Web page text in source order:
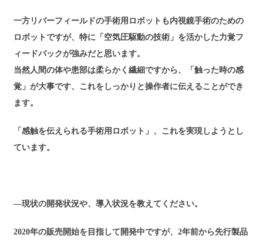
一方リバーフィールドの手術用ロボットも内視鏡手術のための
ロボットですが、特に「空気圧駆動の技術」を活かした力覚フ
ィードバックが強みだと思います。
当然人間の体や患部は柔らかく繊細ですから、「触った時の感
覚」が大事です、これをしっかりと操作者に伝えることができ
ます。
「感触を伝えられる手術用ロボット」、これを実現しようとし
ています。
―現状の開発状況や、導入状況を教えてください。
2020年の販売開始を目指して開発中ですが、2年前から先行製品